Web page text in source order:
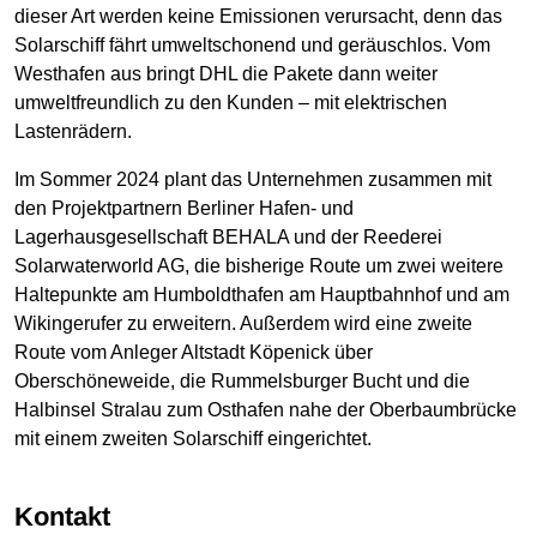
dieser Art werden keine Emissionen verursacht, denn das
Solarschiff fährt umweltschonend und geräuschlos. Vom
Westhafen aus bringt DHL die Pakete dann weiter
umweltfreundlich zu den Kunden – mit elektrischen
Lastenrädern.
Im Sommer 2024 plant das Unternehmen zusammen mit
den Projektpartnern Berliner Hafen- und
Lagerhausgesellschaft BEHALA und der Reederei
Solarwaterworld AG, die bisherige Route um zwei weitere
Haltepunkte am Humboldthafen am Hauptbahnhof und am
Wikingerufer zu erweitern. Außerdem wird eine zweite
Route vom Anleger Altstadt Köpenick über
Oberschöneweide, die Rummelsburger Bucht und die
Halbinsel Stralau zum Osthafen nahe der Oberbaumbrücke
mit einem zweiten Solarschiff eingerichtet.
Kontakt